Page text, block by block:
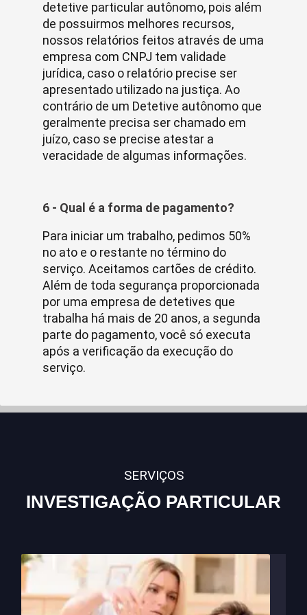
detetive particular autônomo, pois além
de possuirmos melhores recursos,
nossos relatórios feitos através de uma
empresa com CNPJ tem validade
jurídica, caso o relatório precise ser
apresentado utilizado na justiça. Ao
contrário de um Detetive autônomo que
geralmente precisa ser chamado em
juízo, caso se precise atestar a
veracidade de algumas informações.
6 - Qual é a forma de pagamento?
Para iniciar um trabalho, pedimos 50%
no ato e o restante no término do
serviço. Aceitamos cartões de crédito.
Além de toda segurança proporcionada
por uma empresa de detetives que
trabalha há mais de 20 anos, a segunda
parte do pagamento, você só executa
após a verificação da execução do
serviço.
SERVIÇOS
INVESTIGAÇÃO PARTICULAR